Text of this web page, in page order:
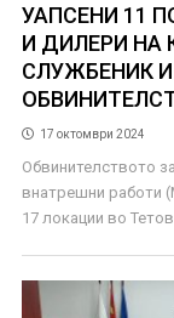
УАПСЕНИ 11
И ДИЛЕРИ НА
СЛУЖБЕНИК
17 октомври 2024
Обвинителството
внатрешни работи
17 локации во